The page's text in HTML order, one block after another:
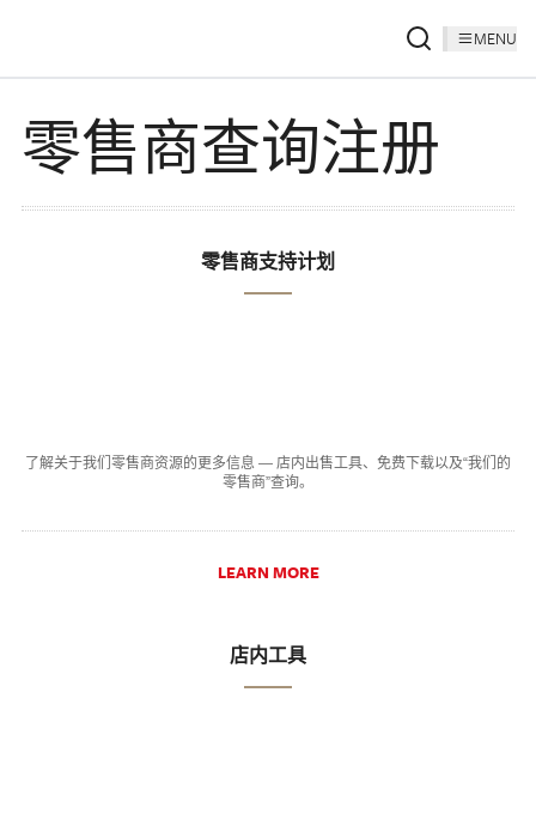
MENU
零售商查询注册
零售商支持计划
了解关于我们零售商资源的更多信息 — 店内出售工具、免费下载以及“我们的
零售商”查询。
LEARN MORE
店内工具